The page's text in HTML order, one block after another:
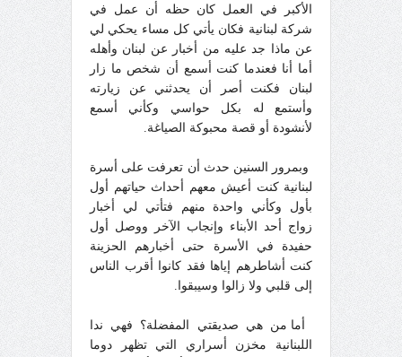
الأكبر في العمل كان حظه أن عمل في
شركة لبنانية فكان يأتي كل مساء يحكي لي
عن ماذا جد عليه من أخبار عن لبنان وأهله
أما أنا فعندما كنت أسمع أن شخص ما زار
لبنان فكنت أصر أن يحدثني عن زيارته
وأستمع له بكل حواسي وكأني أسمع
لأنشودة أو قصة محبوكة الصياغة.
وبمرور السنين حدث أن تعرفت على أسرة
لبنانية كنت أعيش معهم أحداث حياتهم أول
بأول وكأني واحدة منهم فتأتي لي أخبار
زواج أحد الأبناء وإنجاب الآخر ووصل أول
حفيدة في الأسرة حتى أخبارهم الحزينة
كنت أشاطرهم إياها فقد كانوا أقرب الناس
إلى قلبي ولا زالوا وسيبقوا.
أما من هي صديقتي المفضلة؟ فهي ندا
اللبنانية مخزن أسراري التي تظهر دوما